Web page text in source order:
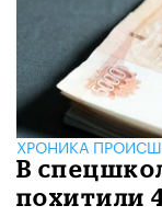
ХРОНИКА
В
похитили